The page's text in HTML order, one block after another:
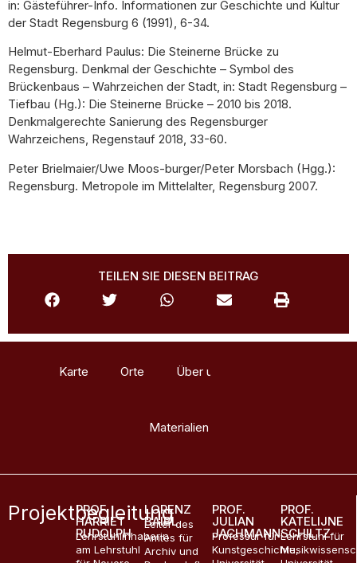
in: Gästeführer-Info. Informationen zur Geschichte und Kultur
der Stadt Regensburg 6 (1991), 6-34.
Helmut-Eberhard Paulus: Die Steinerne Brücke zu
Regensburg. Denkmal der Geschichte – Symbol des
Brückenbaus – Wahrzeichen der Stadt, in: Stadt Regensburg –
Tiefbau (Hg.): Die Steinerne Brücke – 2010 bis 2018.
Denkmalgerechte Sanierung des Regensburger
Wahrzeichens, Regenstauf 2018, 33-60.
Peter Brielmaier/Uwe Moos-burger/Peter Morsbach (Hgg.):
Regensburg. Metropole im Mittelalter, Regensburg 2007.
TEILEN SIE DIESEN BEITRAG
Karte Orte Über uns
Materialien
Projektbegleitung
PROF.
HARRIET
RUDOLPH
Lehrstuhlinhaberin
am Lehrstuhl
LORENZ
BAIBL
Leiter des
Amtes für
Archiv und
PROF.
JULIAN
JACHMANN
Professur für
Kunstgeschichte,
PROF.
KATELIJNE
SCHILTZ
Lehrstuhl für